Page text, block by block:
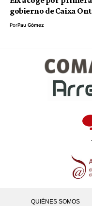
gobierno de Caixa
PorPau Gómez
QUIÉNES SOMOS